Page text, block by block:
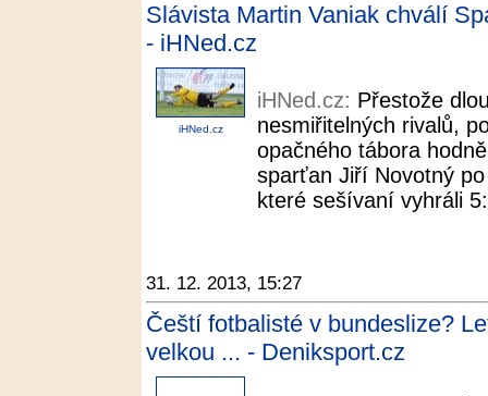
Slávista Martin Vaniak chválí
- iHNed.cz
iHNed.cz
iHNed.cz: Přestože
nesmiřitelných rivalů,
opačného tábora
sparťan Jiří Novotný
které sešívaní vyhráli
31. 12. 2013, 15:27
Čeští fotbalisté v bundeslize?
velkou ... - Deniksport.cz